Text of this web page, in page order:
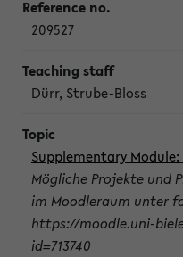
209527
Dürr, Strube-Bloss
Supplementary
Mögliche Projekte und
im Moodleraum unter
https://moodle.uni-
id=713740